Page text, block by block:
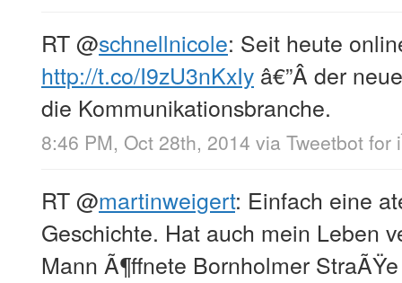
RT@schnellnicole: Seit heute
http://t.co/I9zU3nKxIy â€”Â der
die Kommunikationsbranche.
8:46 PM, Oct 28th, 2014 via Tweetbot for
RT@martinweigert: Einfach eine
Geschichte. Hat auch mein Leben
Mann Ã¶ffnete Bornholmer